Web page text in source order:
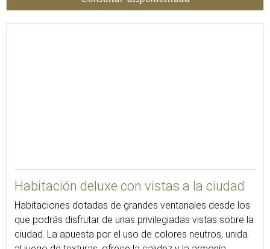
Habitación deluxe con vistas a la ciudad
Habitaciones dotadas de grandes ventanales desde los
que podrás disfrutar de unas privilegiadas vistas sobre la
ciudad. La apuesta por el uso de colores neutros, unida